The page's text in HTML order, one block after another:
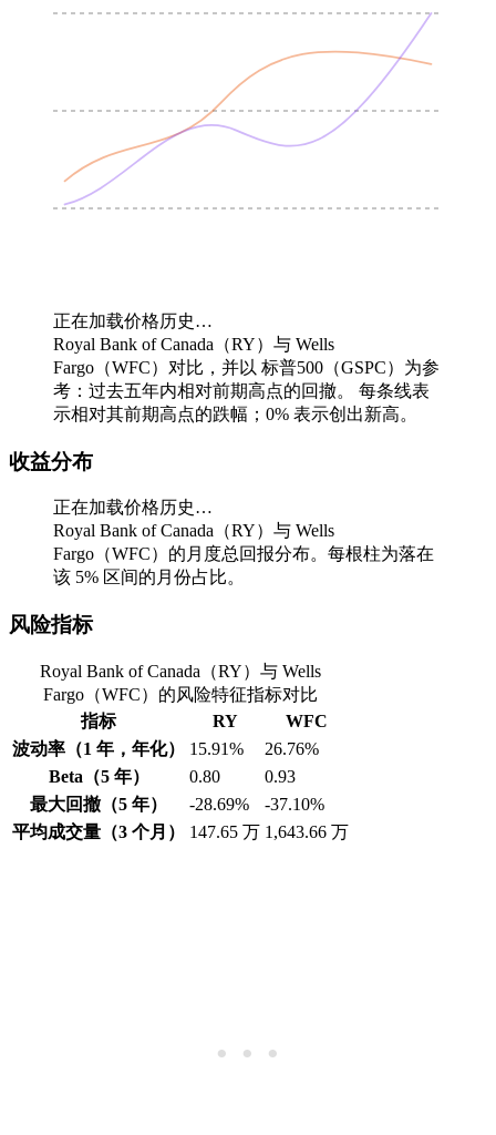
正在加载价格历史…
Royal Bank of Canada（RY）与 Wells
Fargo（WFC）对比，并以 标普500（GSPC）为参
考：过去五年内相对前期高点的回撤。
每条线表
示相对其前期高点的跌幅；0% 表示创出新高。
收益分布
正在加载价格历史…
Royal Bank of Canada（RY）与 Wells
Fargo（WFC）的月度总回报分布。每根柱为落在
该 5% 区间的月份占比。
风险指标
Royal Bank of Canada（RY）与 Wells
Fargo（WFC）的风险特征指标对比
指标
RY
WFC
波动率（1 年，年化）
15.91%
26.76%
Beta（5 年）
0.80
0.93
最大回撤（5 年）
-28.69%
-37.10%
平均成交量（3 个月）
147.65 万 1,643.66 万